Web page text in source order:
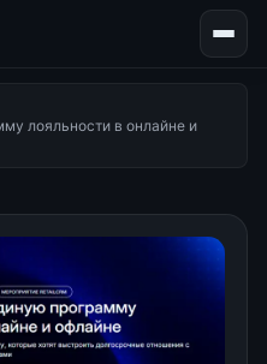
лояльности в онлайне и